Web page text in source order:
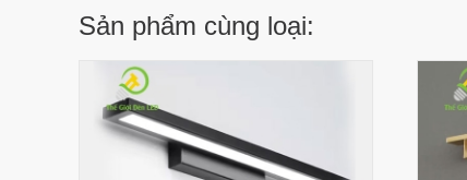
Sản phẩm cùng loại: